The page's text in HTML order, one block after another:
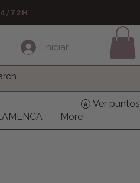
72H
Iniciar sesión
More
Ver puntos